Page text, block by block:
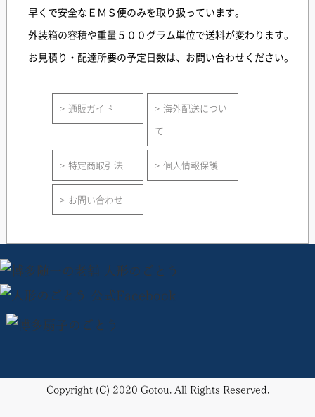
早くで安全なＥＭＳ便のみを取り扱っています。
外装箱の容積や重量５００グラム単位で送料が変わります。
お見積り・配達所要の予定日数は、お問い合わせください。
通販ガイド
海外配送につい
て
特定商取引法 個人情報保護
お問い合わせ
Copyright (C) 2020 Gotou. All Rights Reserved.